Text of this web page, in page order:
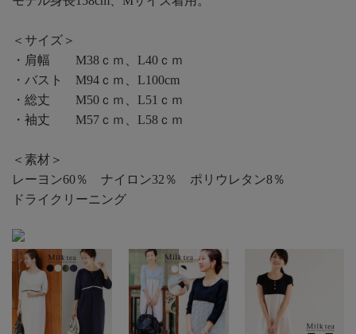
＜サイズ＞
・肩幅 M38ｃｍ、L40ｃｍ
・バスト M94ｃｍ、L100cm
・総丈 M50ｃｍ、L51ｃｍ
・袖丈 M57ｃｍ、L58ｃｍ
＜素材＞
レーヨン60％ ナイロン32％ ポリウレタン8％
ドライクリーニング